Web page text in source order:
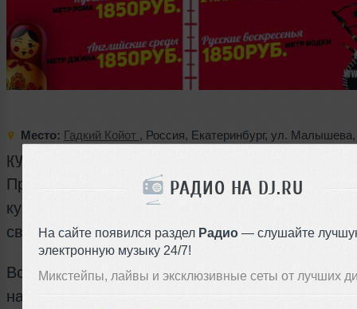
РАДИО НА DJ.RU
На сайте появился раздел Радио — слушайте
электронную музыку 24/7!
Микстейпы, лайвы и эксклюзивные сеты от лучших
Место: Гадкий Койот , Россия, Екатеринбург, ул. Малышева
КУБИНСКИЕ ВТОРНИКИ В БАРЕ ГАДКИЙ КОЙОТ!
Приходи сегодня в Бар Гадкий Койот на
кубинскую вечеринку и окунись в атмосферу
свободы, дружелюбия и искреннего веселья!
Всю ночь – обжигающие танцы, страстная
настоящий кубинский ром.